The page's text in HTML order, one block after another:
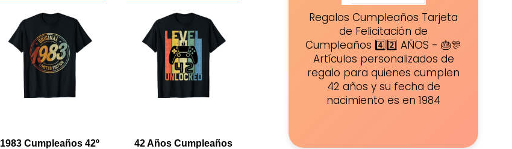
1983 Cumpleaños 42º
42 Años Cumpleaños
Regalos Cumpleaños Tarjeta
de Felicitación de
Cumpleaños 4️⃣2️⃣ AÑOS - 🎂🎊
Artículos personalizados de
regalo para quienes cumplen
42 años y su fecha de
nacimiento es en 1984